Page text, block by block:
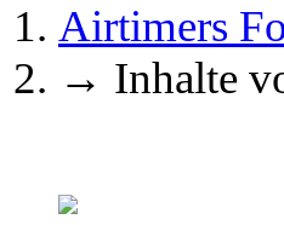
Airtimers
→ Inhalte